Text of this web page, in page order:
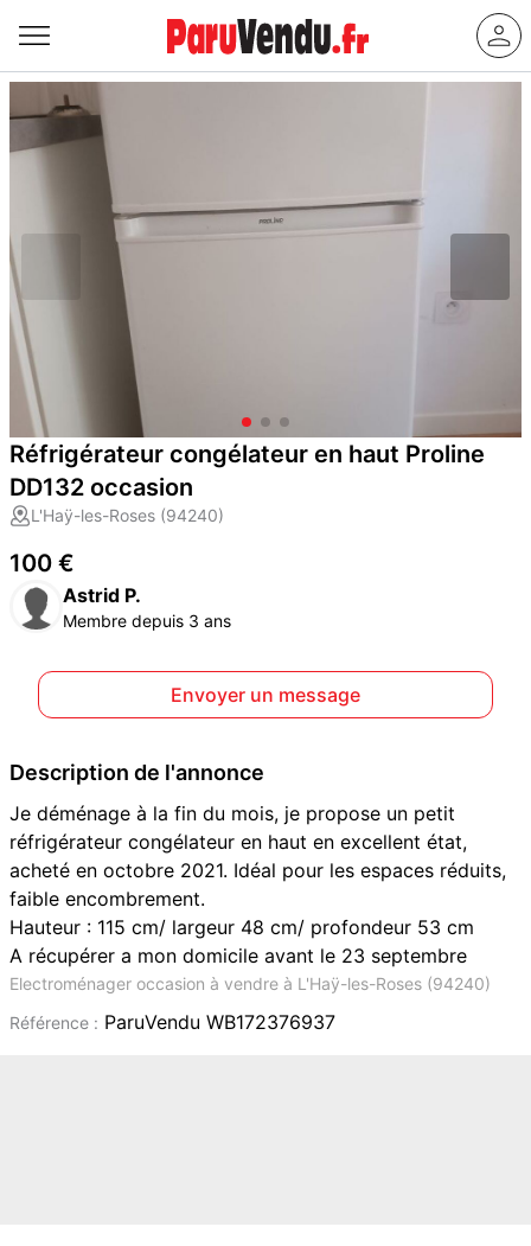
Réfrigérateur congélateur en haut Proline
DD132 occasion
L'Haÿ-les-Roses (94240)
100 €
Astrid P.
Membre depuis 3 ans
Envoyer un message
Description de l'annonce
Je déménage à la fin du mois, je propose un petit
réfrigérateur congélateur en haut en excellent état,
acheté en octobre 2021. Idéal pour les espaces réduits,
faible encombrement.
Hauteur : 115 cm/ largeur 48 cm/ profondeur 53 cm
A récupérer a mon domicile avant le 23 septembre
Electroménager occasion à vendre à L'Haÿ-les-Roses (94240)
Référence : ParuVendu WB172376937